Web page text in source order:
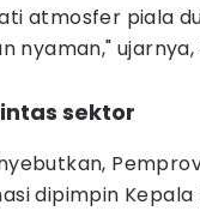
atmosfer piala
nyaman," ujarnya,
sektor
dipimpin Kepala